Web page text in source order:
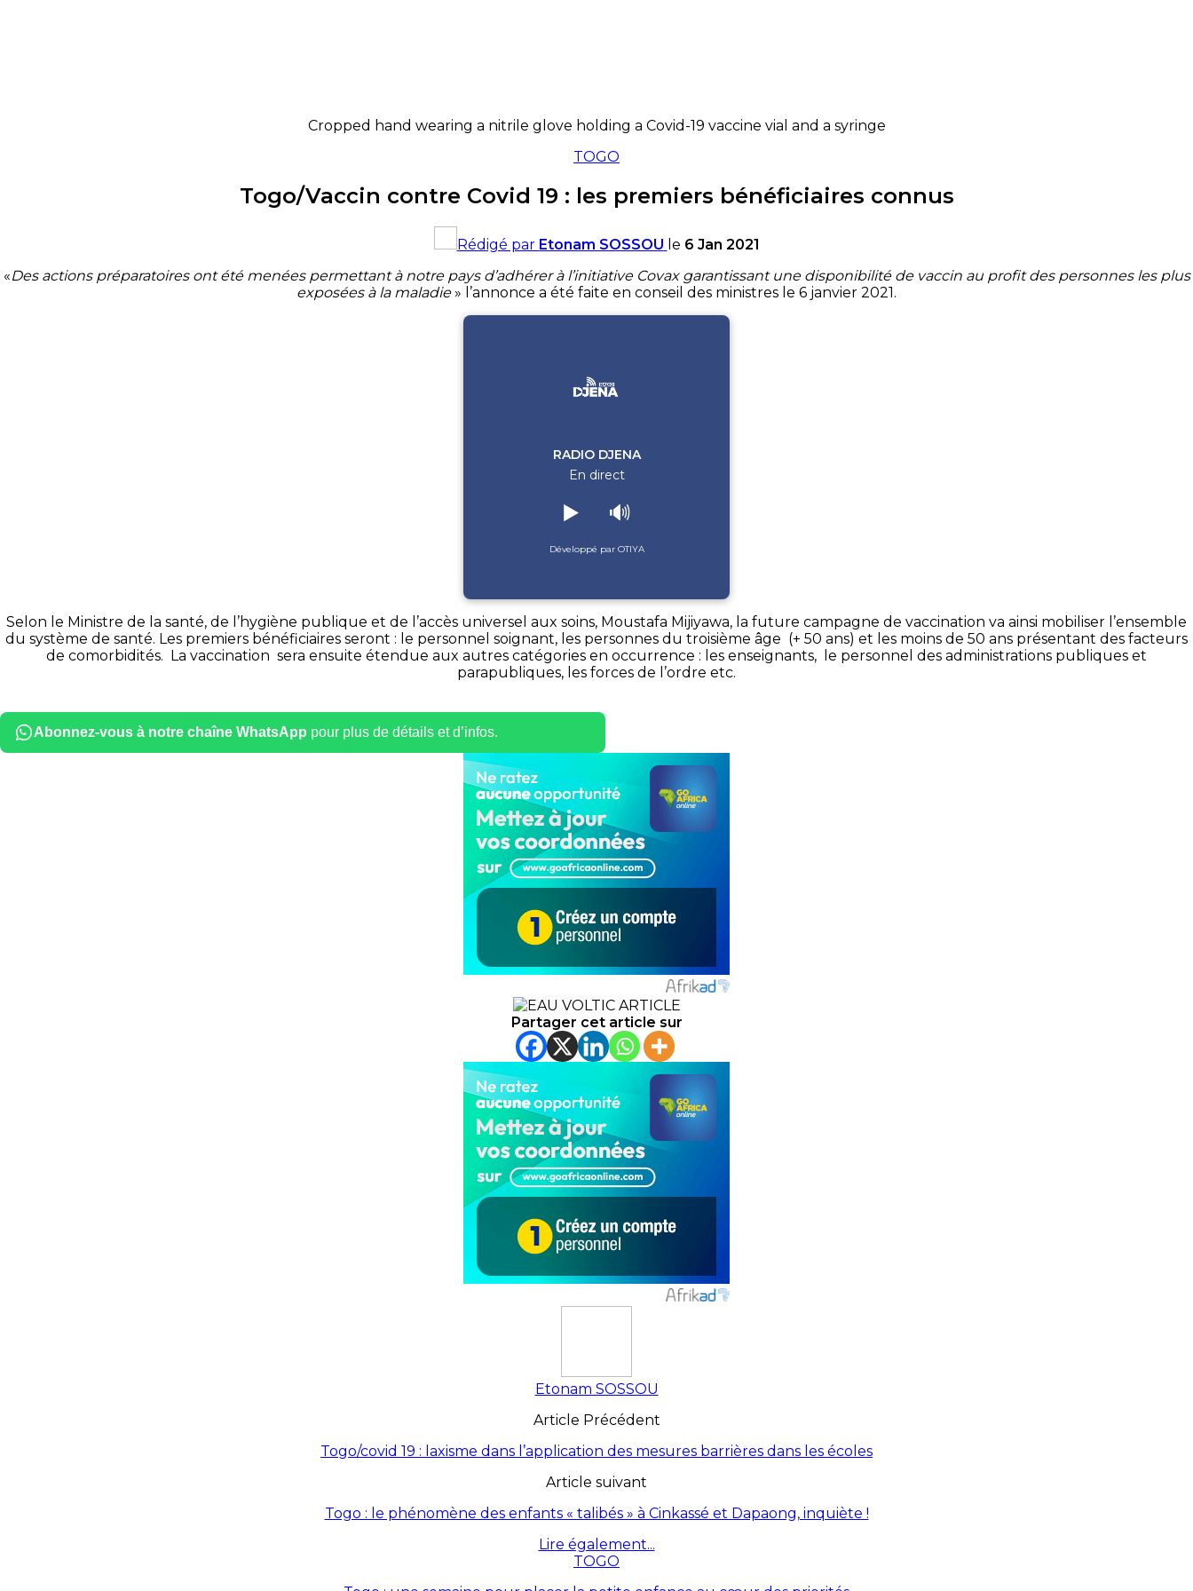
Cropped hand wearing a nitrile glove holding a Covid-19 vaccine vial and a syringe
TOGO
Togo/Vaccin contre Covid 19 : les premiers bénéficiaires connus
Rédigé par Etonam SOSSOU le 6 Jan 2021
«Des actions préparatoires ont été menées permettant à notre pays d’adhérer à l’initiative Covax garantissant une disponibilité de vaccin au profit des personnes les plus
exposées à la maladie» l’annonce a été faite en conseil des ministres le 6 janvier 2021.
RADIO DJENA
En direct
▶️ 🔊
Développé par OTIYA
Selon le Ministre de la santé, de l’hygiène publique et de l’accès universel aux soins, Moustafa Mijiyawa, la future campagne de vaccination va ainsi mobiliser l’ensemble
du système de santé. Les premiers bénéficiaires seront : le personnel soignant, les personnes du troisième âge (+ 50 ans) et les moins de 50 ans présentant des facteurs
de comorbidités. La vaccination sera ensuite étendue aux autres catégories en occurrence : les enseignants, le personnel des administrations publiques et
parapubliques, les forces de l’ordre etc.
Abonnez-vous à notre chaîne WhatsApp pour plus de détails et d’infos.
Partager cet article sur
Etonam SOSSOU
Article Précédent
Togo/covid 19 : laxisme dans l’application des mesures barrières dans les écoles
Article suivant
Togo : le phénomène des enfants « talibés » à Cinkassé et Dapaong, inquiète !
Lire également...
TOGO